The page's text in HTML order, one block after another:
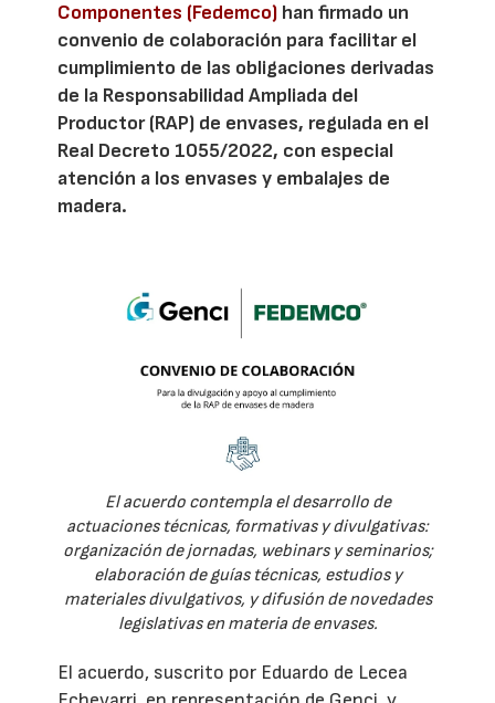
Componentes (Fedemco) han firmado un
convenio de colaboración para facilitar el
cumplimiento de las obligaciones derivadas
de la Responsabilidad Ampliada del
Productor (RAP) de envases, regulada en el
Real Decreto 1055/2022, con especial
atención a los envases y embalajes de
madera.
El acuerdo contempla el desarrollo de
actuaciones técnicas, formativas y divulgativas:
organización de jornadas, webinars y seminarios;
elaboración de guías técnicas, estudios y
materiales divulgativos, y difusión de novedades
legislativas en materia de envases.
El acuerdo, suscrito por Eduardo de Lecea